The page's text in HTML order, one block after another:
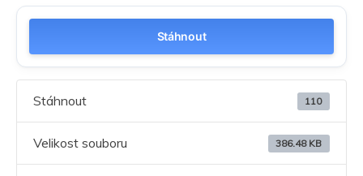
Stáhnout
Stáhnout 110
Velikost souboru 386.48 KB